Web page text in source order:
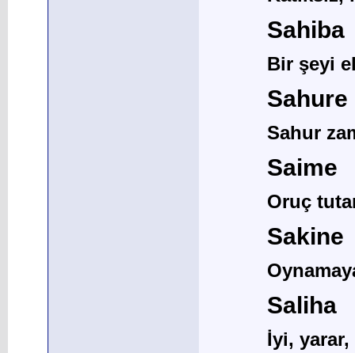
Sahiba
Bir şeyi
Sahure
Sahur
Saime
Oruç
Sakine
Saliha
İyi,